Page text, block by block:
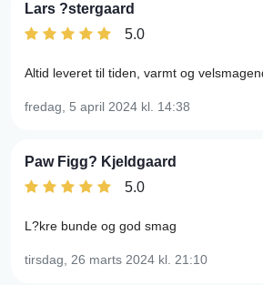
Lars ?stergaard
5.0
Altid leveret til tiden, varmt og
fredag, 5 april 2024 kl. 14:38
Paw Figg? Kjeldgaard
5.0
L?kre bunde og god smag
tirsdag, 26 marts 2024 kl. 21:10